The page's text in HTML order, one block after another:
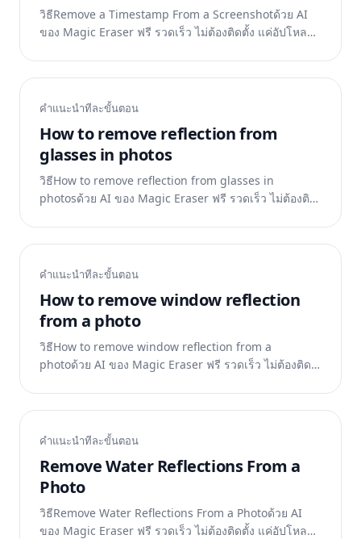
วิธีRemove a Timestamp From a Screenshotด้วย AI
ของ Magic Eraser ฟรี รวดเร็ว ไม่ต้องติดตั้ง แค่อัปโหลด
คำแนะนำทีละขั้นตอน
How to remove reflection from
glasses in photos
วิธีHow to remove reflection from glasses in
photosด้วย AI ของ Magic Eraser ฟรี รวดเร็ว ไม่ต้องติด
คำแนะนำทีละขั้นตอน
How to remove window reflection
from a photo
วิธีHow to remove window reflection from a
photoด้วย AI ของ Magic Eraser ฟรี รวดเร็ว ไม่ต้องติด
คำแนะนำทีละขั้นตอน
Remove Water Reflections From a
Photo
วิธีRemove Water Reflections From a Photoด้วย AI
ของ Magic Eraser ฟรี รวดเร็ว ไม่ต้องติดตั้ง แค่อัปโหลด